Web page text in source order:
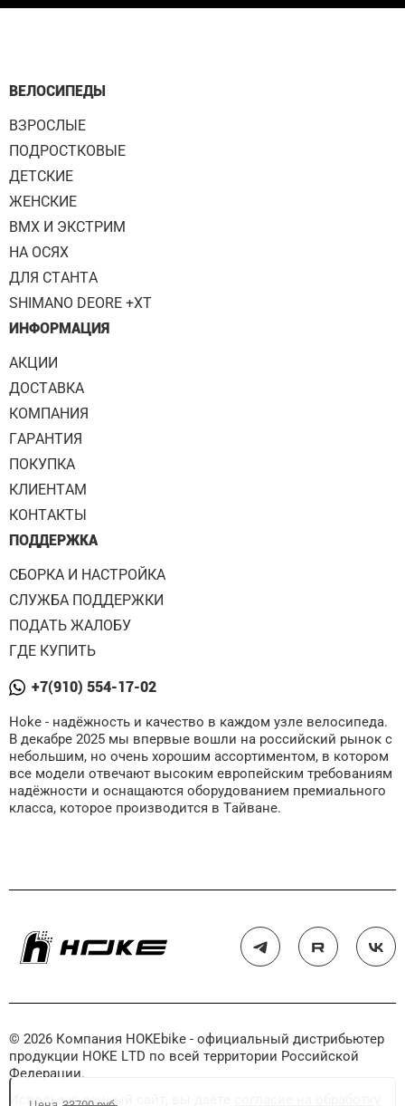
ВЕЛОСИПЕДЫ
ВЗРОСЛЫЕ
ПОДРОСТКОВЫЕ
ДЕТСКИЕ
ЖЕНСКИЕ
BMX И ЭКСТРИМ
НА ОСЯХ
ДЛЯ СТАНТА
SHIMANO DEORE +XT
ИНФОРМАЦИЯ
АКЦИИ
ДОСТАВКА
КОМПАНИЯ
ГАРАНТИЯ
ПОКУПКА
КЛИЕНТАМ
КОНТАКТЫ
ПОДДЕРЖКА
СБОРКА И НАСТРОЙКА
СЛУЖБА ПОДДЕРЖКИ
ПОДАТЬ ЖАЛОБУ
ГДЕ КУПИТЬ
+7(910) 554-17-02
Hoke - надёжность и качество в каждом узле велосипеда.
В декабре 2025 мы впервые вошли на российский рынок с
небольшим, но очень хорошим ассортиментом, в котором
все модели отвечают высоким европейским требованиям
надёжности и оснащаются оборудованием премиального
класса, которое производится в Тайване.
© 2026 Компания HOKEbike - официальный дистрибьютер
продукции HOKE LTD по всей территории Российской
Федерации.
Используя данный сайт, вы даёте